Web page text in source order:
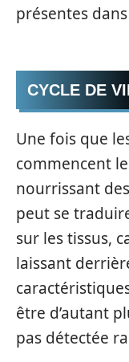
présentes
CYCLE DE
Une fois que
commencent
nourrissant
peut se
sur les tissus,
laissant
être d’autant
pas détectée